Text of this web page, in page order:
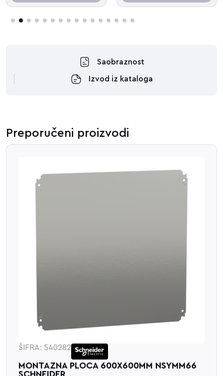
4 5 6 7 8 9 10 11 12 13 14 15 16
Saobraznost
Izvod iz kataloga
Preporučeni proizvodi
ŠIFRA: 540282
MONTAZNA PLOCA 600X600MM NSYMM66
SCHNEIDER